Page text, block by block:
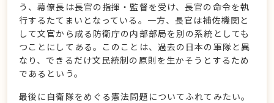
う、幕僚長は長官の指揮・監督を受け、長官の命令を執
行するたてまいとなっている。一方、長官は補佐機関と
して文官から成る防衛庁の内部部局を別の系統としても
つことにしてある。このことは、過去の日本の軍隊と異
なり、できるだけ文民統制の原則を生かそうとするため
であるという。
最後に自衛隊をめぐる憲法問題についてふれてみたい。